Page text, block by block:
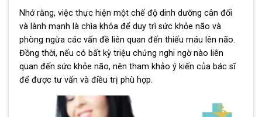
Nhớ rằng, việc thực hiện một chế độ dinh dưỡng cân đối
và lành mạnh là chìa khóa để duy trì sức khỏe não và
phòng ngừa các vấn đề liên quan đến thiếu máu lên não.
Đồng thời, nếu có bất kỳ triệu chứng nghi ngờ nào liên
quan đến sức khỏe não, nên tham khảo ý kiến của bác sĩ
để được tư vấn và điều trị phù hợp.